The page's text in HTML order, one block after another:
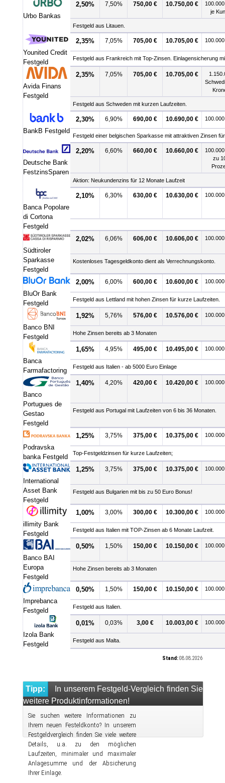
Urbo Bankas
2,50% 7,50% 750,00 € 10.750,00 €
je
Festgeld aus Litauen.
Younited Credit
Festgeld
2,35% 7,05% 705,00 € 10.705,00 €
Festgeld aus Frankreich mit Top-Zinsen. Einlagensicherung
Avida Finans
Festgeld
2,35% 7,05% 705,00 € 10.705,00 €
Festgeld aus Schweden mit kurzen Laufzeiten.
BankB Festgeld
2,30% 6,90% 690,00 € 10.690,00 €
Festgeld einer belgischen Sparkasse mit attraktiven Zinsen
Deutsche Bank
FestzinsSparen
2,20% 6,60% 660,00 € 10.660,00 €
zu
Aktion: Neukundenzins für 12 Monate Laufzeit
Banca Popolare
di Cortona
Festgeld
2,10% 6,30% 630,00 € 10.630,00 €
Südtiroler
Sparkasse
Festgeld
2,02% 6,06% 606,00 € 10.606,00 €
Kostenloses Tagesgeldkonto dient als Verrechnungskonto.
BluOr Bank
Festgeld
2,00% 6,00% 600,00 € 10.600,00 €
Festgeld aus Lettland mit hohen Zinsen für kurze Laufzeiten.
Banco BNI
Festgeld
1,92% 5,76% 576,00 € 10.576,00 €
Hohe Zinsen bereits ab 3 Monaten
Banca
Farmafactoring
1,65% 4,95% 495,00 € 10.495,00 €
Festgeld aus Italien - ab 5000 Euro Einlage
Banco
Portugues de
Gestao
Festgeld
1,40% 4,20% 420,00 € 10.420,00 €
Festgeld aus Portugal mit Laufzeiten von 6 bis 36 Monaten.
Podravska
banka Festgeld
1,25% 3,75% 375,00 € 10.375,00 €
Top-Festgeldzinsen für kurze Laufzeiten;
International
Asset Bank
Festgeld
1,25% 3,75% 375,00 € 10.375,00 €
Festgeld aus Bulgarien mit bis zu 50 Euro Bonus!
illimity Bank
Festgeld
1,00% 3,00% 300,00 € 10.300,00 €
Festgeld aus Italien mit TOP-Zinsen ab 6 Monate Laufzeit.
Banco BAI
Europa
Festgeld
0,50% 1,50% 150,00 € 10.150,00 €
Hohe Zinsen bereits ab 3 Monaten
Imprebanca
Festgeld
0,50% 1,50% 150,00 € 10.150,00 €
Festgeld aus Italien.
Izola Bank
Festgeld
0,01% 0,03% 3,00 € 10.003,00 €
Festgeld aus Malta.
Stand:08.08.2026
Tipp:
In unserem Festgeld-Vergleich finden Sie
weitere Produktinformationen!
Sie suchen weitere Informationen zu
Ihrem neuen Festeldkonto? In unserem
Festgeldvergleich finden Sie viele weitere
Details, u.a. zu den möglichen
Laufzeiten, minimaler und maximaler
Anlagesumme und der Absicherung
Ihrer Einlage.